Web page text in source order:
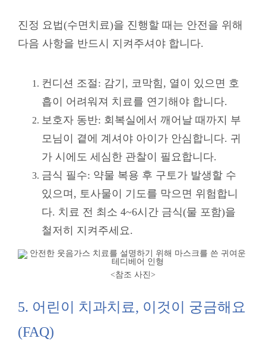
진정 요법(수면치료)을 진행할 때는 안전을 위해
다음 사항을 반드시 지켜주셔야 합니다.
컨디션 조절: 감기, 코막힘, 열이 있으면 호
흡이 어려워져 치료를 연기해야 합니다.
보호자 동반: 회복실에서 깨어날 때까지 부
모님이 곁에 계셔야 아이가 안심합니다. 귀
가 시에도 세심한 관찰이 필요합니다.
금식 필수: 약물 복용 후 구토가 발생할 수
있으며, 토사물이 기도를 막으면 위험합니
다. 치료 전 최소 4~6시간 금식(물 포함)을
철저히 지켜주세요.
<참조 사진>
5. 어린이 치과치료, 이것이 궁금해요
(FAQ)